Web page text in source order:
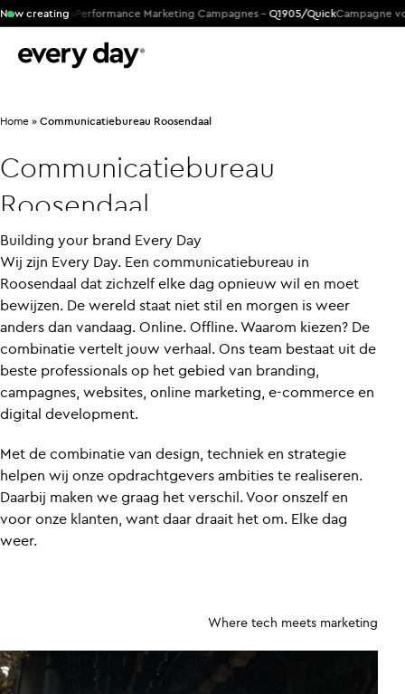
Now creating
ProductsPerformance Marketing Campagnes -Q1905/QuickCampagne
Home » Communicatiebureau Roosendaal
Communicatiebureau
Roosendaal
Building your brand Every Day
Wij zijn Every Day. Een communicatiebureau in
Roosendaal dat zichzelf elke dag opnieuw wil en moet
bewijzen. De wereld staat niet stil en morgen is weer
anders dan vandaag. Online. Offline. Waarom kiezen? De
combinatie vertelt jouw verhaal. Ons team bestaat uit de
beste professionals op het gebied van branding,
campagnes, websites, online marketing, e-commerce en
digital development.
Met de combinatie van design, techniek en strategie
helpen wij onze opdrachtgevers ambities te realiseren.
Daarbij maken we graag het verschil. Voor onszelf en
voor onze klanten, want daar draait het om. Elke dag
weer.
Where tech meets marketing